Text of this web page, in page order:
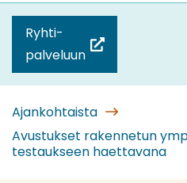
Ryhti-
palveluun
(siirryt
toiseen
Ajankohtaista
Avustukset rakennetun
testaukseen haettavana